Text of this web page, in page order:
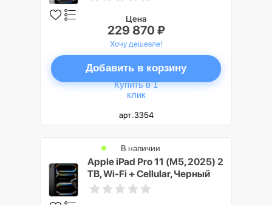
Цена
229 870 ₽
Хочу дешевле!
Добавить в корзину
Купить в 1
клик
арт. 3354
Apple iPad Pro 11 (M5, 2025) 2
TB, Wi-Fi + Cellular, Черный
космос (Space Black)
В наличии